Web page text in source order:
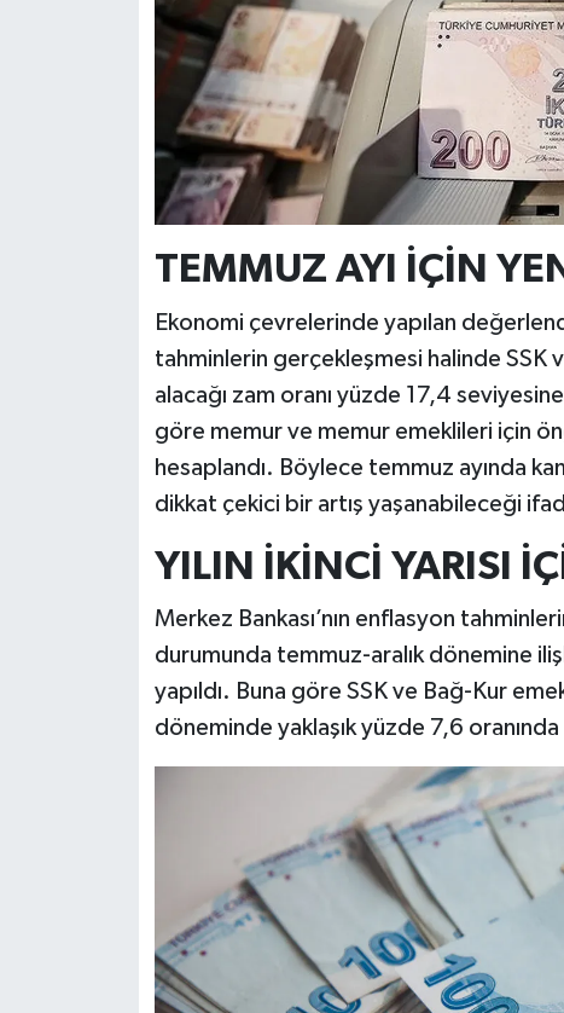
TEMMUZ AYI İÇİN
Ekonomi çevrelerinde yapılan
tahminlerin gerçekleşmesi halinde SSK
alacağı zam oranı yüzde 17,4
göre memur ve memur emeklileri için
hesaplandı. Böylece temmuz ayında
dikkat çekici bir artış yaşanabileceği
YILIN İKİNCİ YARISI
Merkez Bankası’nın enflasyon
durumunda temmuz-aralık dönemine
yapıldı. Buna göre SSK ve Bağ-Kur
döneminde yaklaşık yüzde 7,6